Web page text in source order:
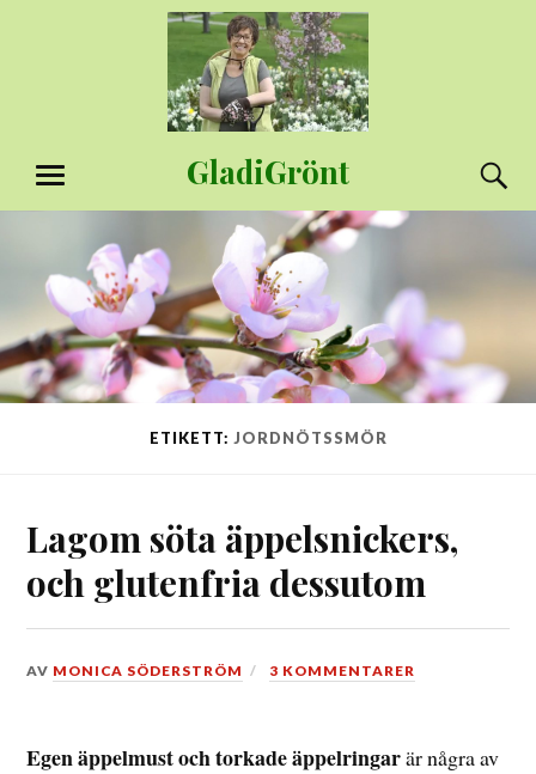
GladiGrönt
MENY
ETIKETT: JORDNÖTSSMÖR
Lagom söta äppelsnickers,
och glutenfria dessutom
DEN
2016
AV MONICA SÖDERSTRÖM 3 KOMMENTARER
Egen äppelmust och torkade äppelringarär några av